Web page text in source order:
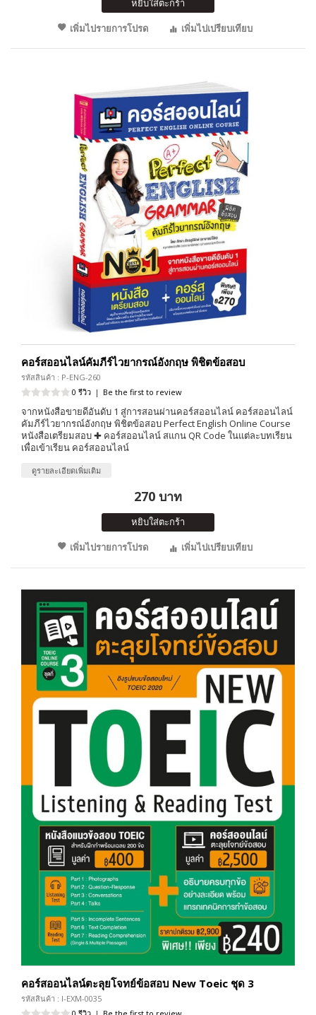
หยิบใส่ตะกร้า
เพิ่มไปรายการโปรด
เพิ่มไปเปรียบเทียบ
คอร์สออนไลน์คัมภีร์ไวยากรณ์อังกฤษ พิชิตข้อสอบ
รหัสสินค้า : P-ENG-260
0 รีวิว | Be the first to review
จากหนังสือขายดีอันดับ 1 สู่การสอนผ่านคอร์สออนไลน์ คอร์สออนไลน์
คัมภีร์ไวยากรณ์อังกฤษ พิชิตข้อสอบ Perfect English Online Course
หนังสือเตรียมสอบ ✚ คอร์สออนไลน์ สแกน QR Code ในแต่ละบทเรียน
เพื่อเข้าเรียน คอร์สออนไลน์
ดูรายละเอียดเพิ่มเติม
270 บาท
หยิบใส่ตะกร้า
เพิ่มไปรายการโปรด
เพิ่มไปเปรียบเทียบ
คอร์สออนไลน์ตะลุยโจทย์ข้อสอบ New Toeic ชุด 3
รหัสสินค้า : I-EXM-0035